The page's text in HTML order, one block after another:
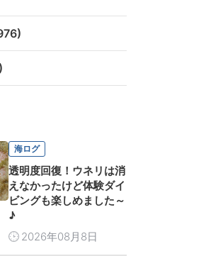
海ログ
透明度回復！ウネリは消
えなかったけど体験ダイ
ビングも楽しめました～
♪
2026年08月8日